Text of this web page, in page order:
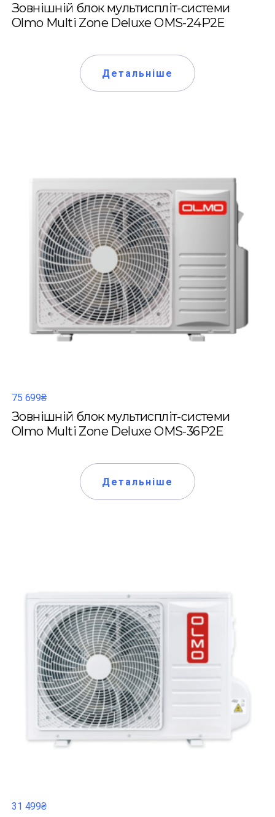
Зовнішній блок мультиспліт-системи
Olmo Multi Zone Deluxe OMS-24P2E
Детальніше
75 699₴
Зовнішній блок мультиспліт-системи
Olmo Multi Zone Deluxe OMS-36P2E
Детальніше
31 499₴